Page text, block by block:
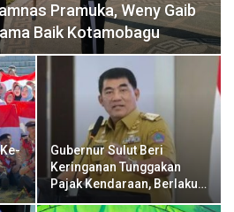
Pramuka, Weny Gaib
Baik Kotamobagu
Gubernur Sulut Beri
Keringanan Tunggakan
Pajak Kendaraan, Berlaku…